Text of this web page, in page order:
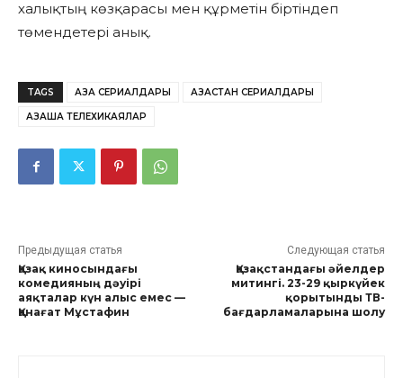
халықтың көзқарасы мен құрметін біртіндеп
төмендетері анық.
TAGS ҚАЗАҚ СЕРИАЛДАРЫ ҚАЗАҚСТАН СЕРИАЛДАРЫ
ҚАЗАҚША ТЕЛЕХИКАЯЛАР
Предыдущая статья
Қазақ киносындағы
комедияның дәуірі
аяқталар күн алыс емес —
Қанағат Мұстафин
Следующая статья
Қазақстандағы әйелдер
митингі. 23-29 қыркүйек
қорытынды ТВ-
бағдарламаларына шолу